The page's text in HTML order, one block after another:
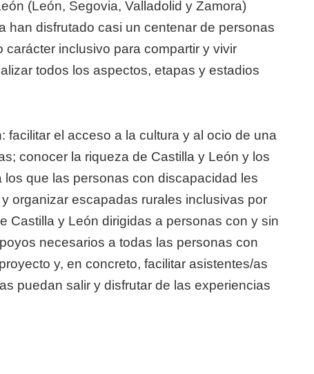
(León, Segovia, Valladolid y Zamora)
han disfrutado casi un centenar de personas
inclusivo para compartir y vivir
todos los aspectos, etapas y estadios
facilitar el acceso a la cultura y al ocio de una
conocer la riqueza de Castilla y León y los
que las personas con discapacidad les
organizar escapadas rurales inclusivas por
Castilla y León dirigidas a personas con y sin
necesarios a todas las personas con
y, en concreto, facilitar asistentes/as
puedan salir y disfrutar de las experiencias